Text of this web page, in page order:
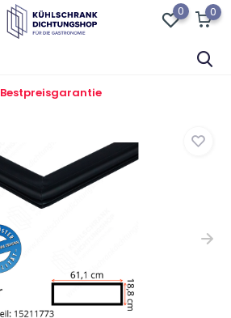
0 0
Bestpreisgarantie